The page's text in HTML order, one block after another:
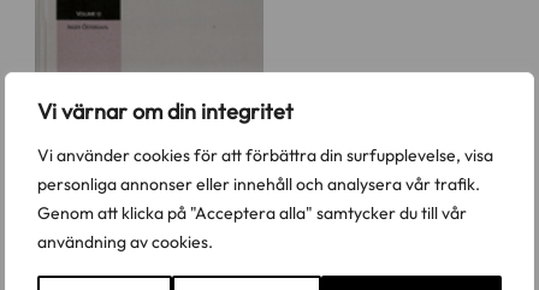
Vi värnar om din integritet
Vi använder cookies för att förbättra din surfupplevelse, visa
personliga annonser eller innehåll och analysera vår trafik.
Genom att klicka på "Acceptera alla" samtycker du till vår
användning av cookies.